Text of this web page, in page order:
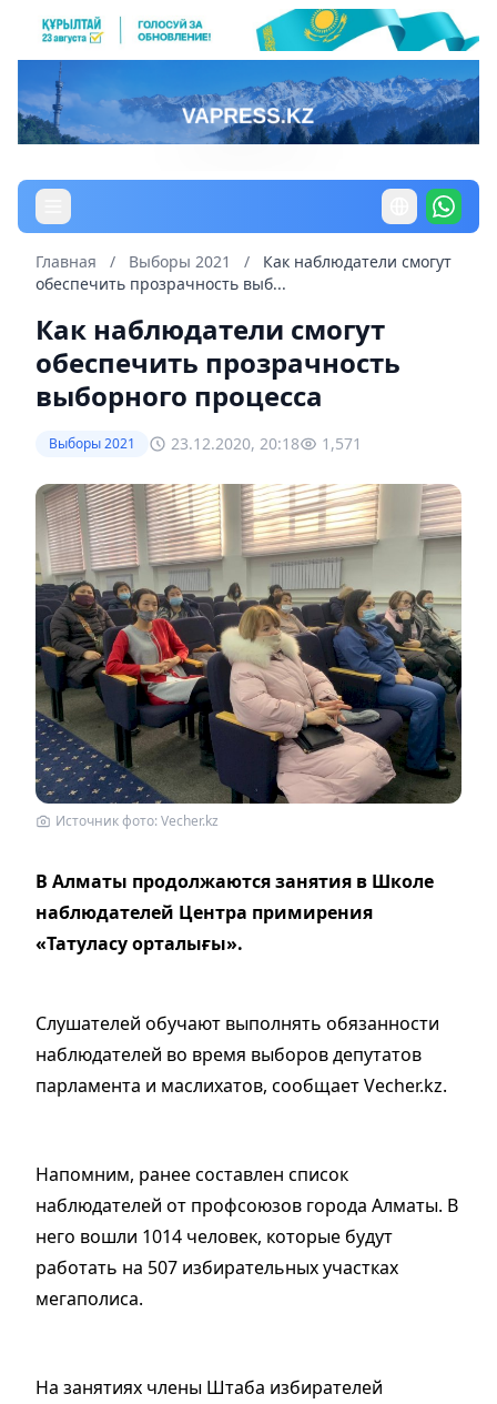
Главная / Выборы 2021 /
Как наблюдатели смогут
обеспечить прозрачность выб...
Как наблюдатели смогут
обеспечить прозрачность
выборного процесса
Выборы 2021 23.12.2020, 20:18 1,571
Источник фото: Vecher.kz
В Алматы продолжаются занятия в Школе
наблюдателей Центра примирения
«Татуласу орталығы».
Слушателей обучают выполнять обязанности
наблюдателей во время выборов депутатов
парламента и маслихатов, сообщает Vecher.kz.
Напомним, ранее составлен список
наблюдателей от профсоюзов города Алматы. В
него вошли 1014 человек, которые будут
работать на 507 избирательных участках
мегаполиса.
На занятиях члены Штаба избирателей